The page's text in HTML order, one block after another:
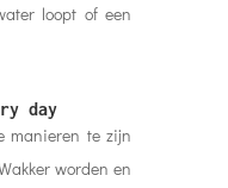
loopt of een
day
manieren te zijn
worden en